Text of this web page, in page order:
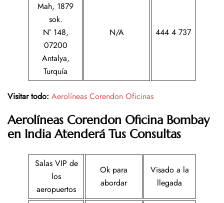
Mah, 1879
sok.
N° 148,
07200
Antalya,
Turquía
N/A 444 4 737
Visitar todo: Aerolíneas Corendon Oficinas
Aerolíneas Corendon Oficina Bombay
en IndiaAtenderá Tus Consultas
Salas VIP de
los
aeropuertos
Ok para
abordar
Visado a la
llegada